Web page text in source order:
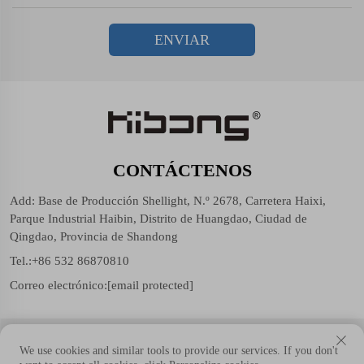
ENVIAR
CONTÁCTENOS
Add: Base de Producción Shellight, N.º 2678, Carretera Haixi,
Parque Industrial Haibin, Distrito de Huangdao, Ciudad de
Qingdao, Provincia de Shandong
Tel.:+86 532 86870810
Correo electrónico:[email protected]
Copyright © Shellight (Shandong Group) Co., Ltd. Todos los
derechos reservados.
We use cookies and similar tools to provide our services. If you don't